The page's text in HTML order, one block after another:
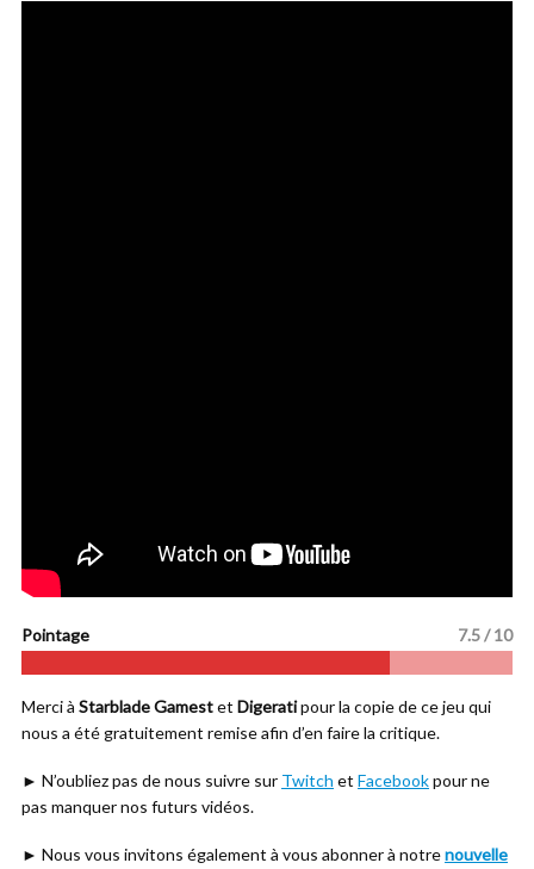
Pointage 7.5 / 10
Merci à Starblade Gamestet Digeratipour la copie de ce jeu qui
nous a été gratuitement remise afin d’en faire la critique.
► N’oubliez pas de nous suivre sur Twitch et Facebookpour ne
pas manquer nos futurs vidéos.
► Nous vous invitons également à vous abonner à notrenouvelle